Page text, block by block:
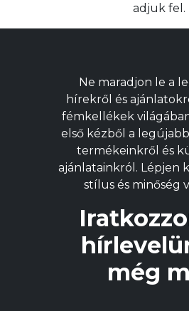
adjuk fel.
Ne maradjon le a
hírekről és
fémkellékek
első kézből a
termékeinkről és
ajánlatainkról. Lépjen
stílus és minőség
még